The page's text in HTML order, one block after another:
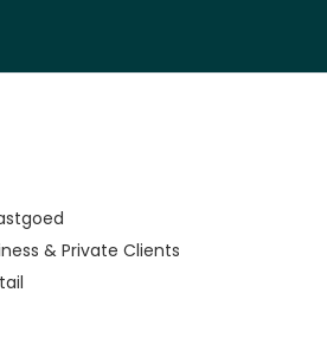
& Private Clients